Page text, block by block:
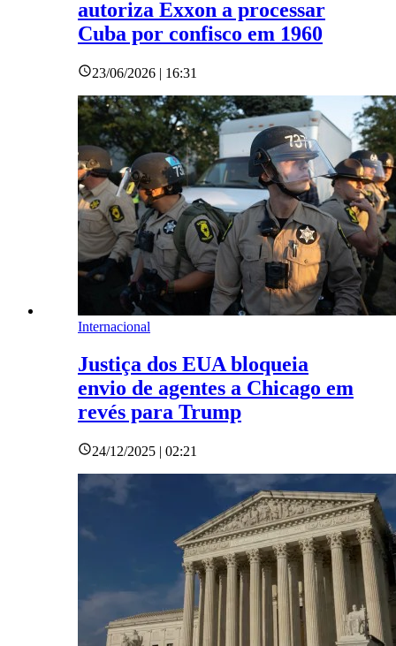
autoriza Exxon a processar
Cuba por confisco em 1960
23/06/2026 | 16:31
Internacional
Justiça dos EUA bloqueia
envio de agentes a Chicago em
revés para Trump
24/12/2025 | 02:21